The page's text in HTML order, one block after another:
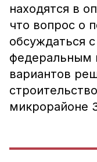
находятся в
что вопрос о
обсуждаться
федеральным
вариантов
микрорайоне